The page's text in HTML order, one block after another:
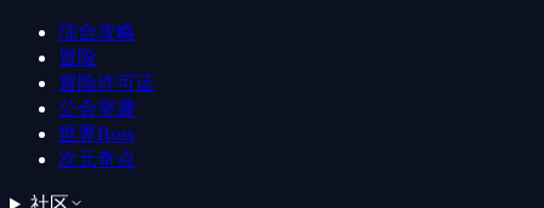
综合攻略
冒险
冒险许可证
公会突袭
世界Boss
次元奇点